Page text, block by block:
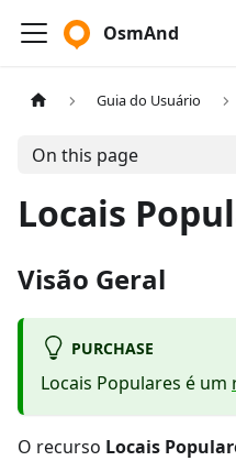
OsmAnd
Guia do Usuário
On this page
Locais
Visão Geral
PURCHASE
Locais Populares é um
O recurso Locais